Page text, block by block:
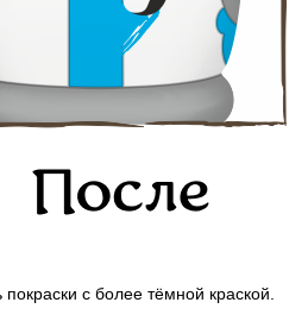
с более тёмной краской.